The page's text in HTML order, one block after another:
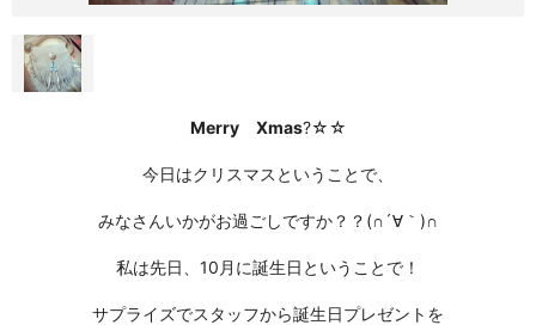
Merry Xmas?☆☆
今日はクリスマスということで、
みなさんいかがお過ごしですか？？(∩´∀｀)∩
私は先日、10月に誕生日ということで！
サプライズでスタッフから誕生日プレゼントを